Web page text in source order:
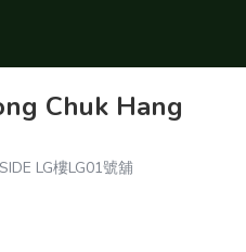
Chuk Hang
LG樓LG01號舖